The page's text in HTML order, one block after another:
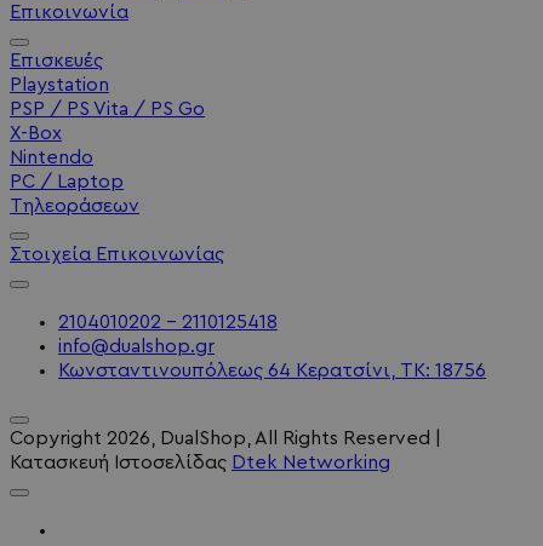
Επικοινωνία
Επισκευές
Playstation
PSP / PS Vita / PS Go
X-Box
Nintendo
PC / Laptop
Τηλεοράσεων
Στοιχεία Επικοινωνίας
2104010202 - 2110125418
info@dualshop.gr
Κωνσταντινουπόλεως 64 Κερατσίνι, ΤΚ: 18756
Copyright 2026 , DualShop, All Rights Reserved
Κατασκευή Ιστοσελίδας Dtek Networking